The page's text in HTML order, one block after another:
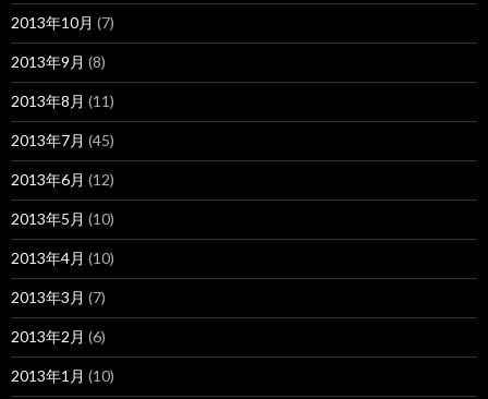
2013年10月 (7)
2013年9月 (8)
2013年8月 (11)
2013年7月 (45)
2013年6月 (12)
2013年5月 (10)
2013年4月 (10)
2013年3月 (7)
2013年2月 (6)
2013年1月 (10)